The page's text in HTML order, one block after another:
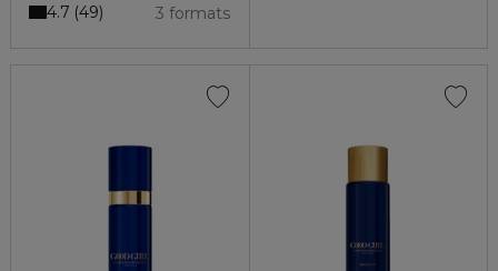
3 formats
4.7 49